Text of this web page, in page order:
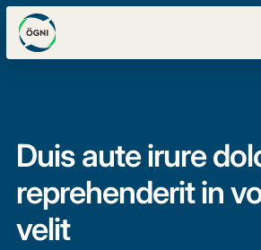
Duis aute irure
reprehenderit in
velit